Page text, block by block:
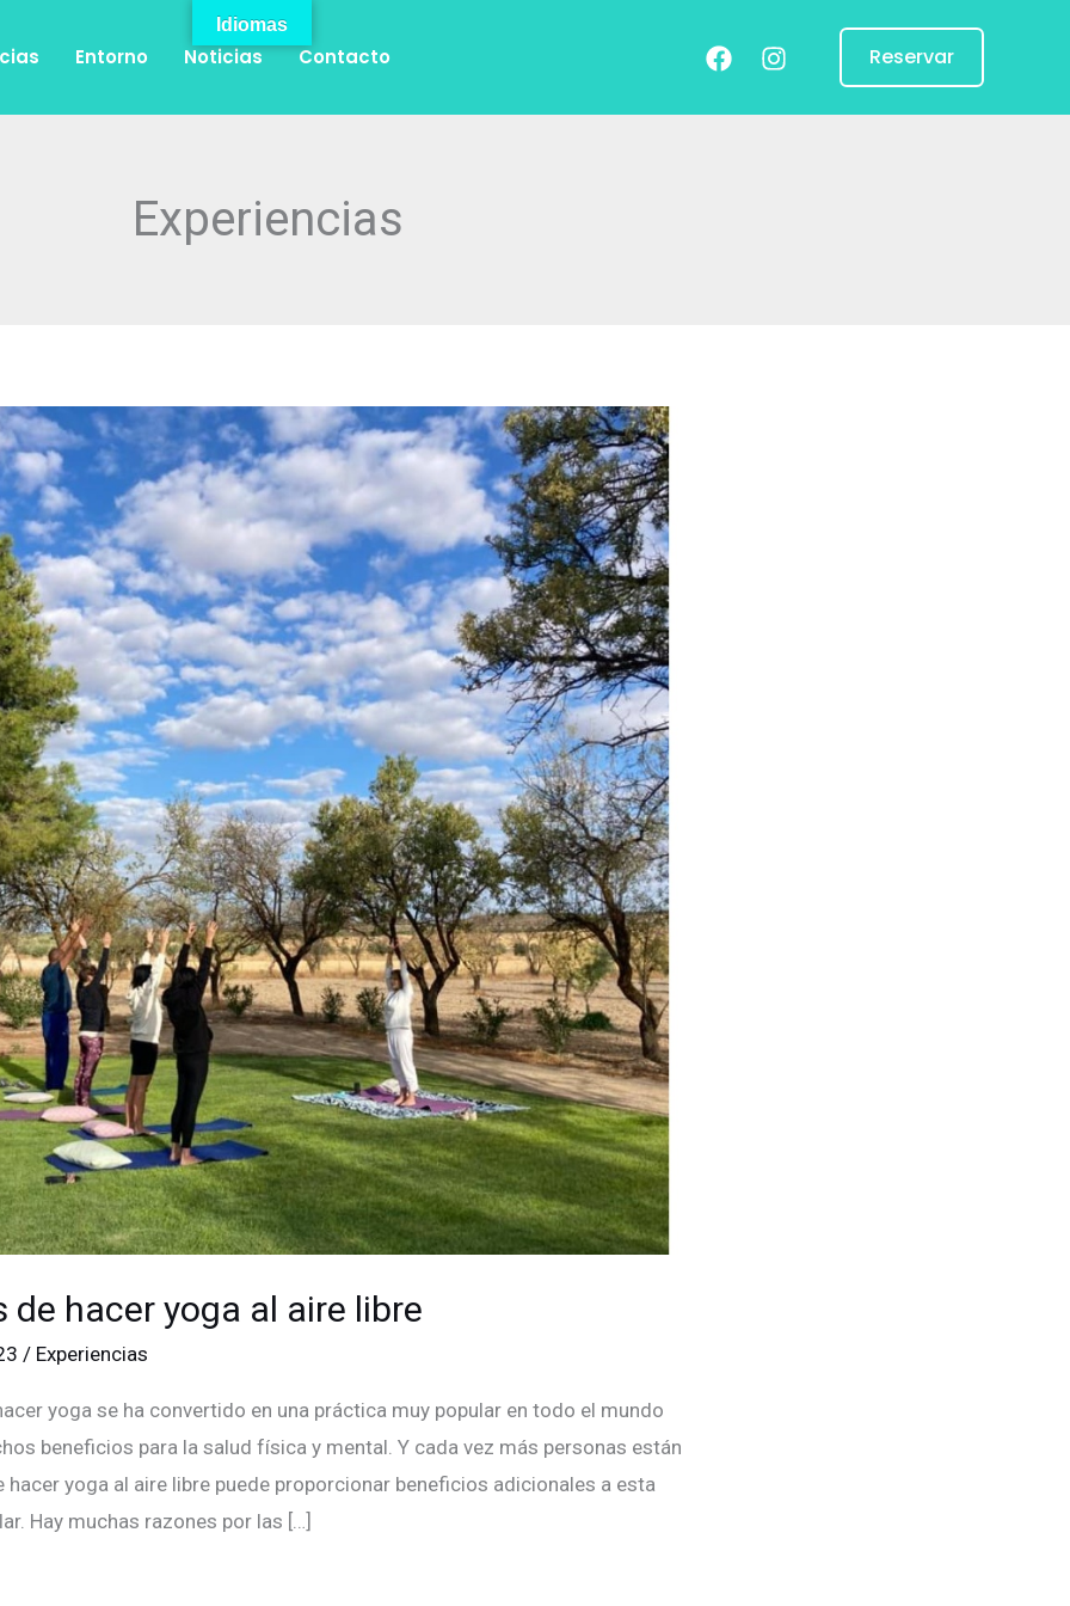
Entorno Noticias Contacto Reservar
Experiencias
de hacer yoga al aire libre
/ Experiencias
yoga se ha convertido en una práctica muy popular en todo el mundo
beneficios para la salud física y mental. Y cada vez más personas están
hacer yoga al aire libre puede proporcionar beneficios adicionales a esta
Hay muchas razones por las […]
Idiomas